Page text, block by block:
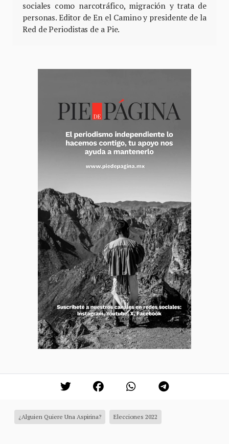
sociales como narcotráfico, migración y trata de
personas. Editor de En el Camino y presidente de la
Red de Periodistas de a Pie.
¿Alguien Quiere Una Aspirina? Elecciones 2022